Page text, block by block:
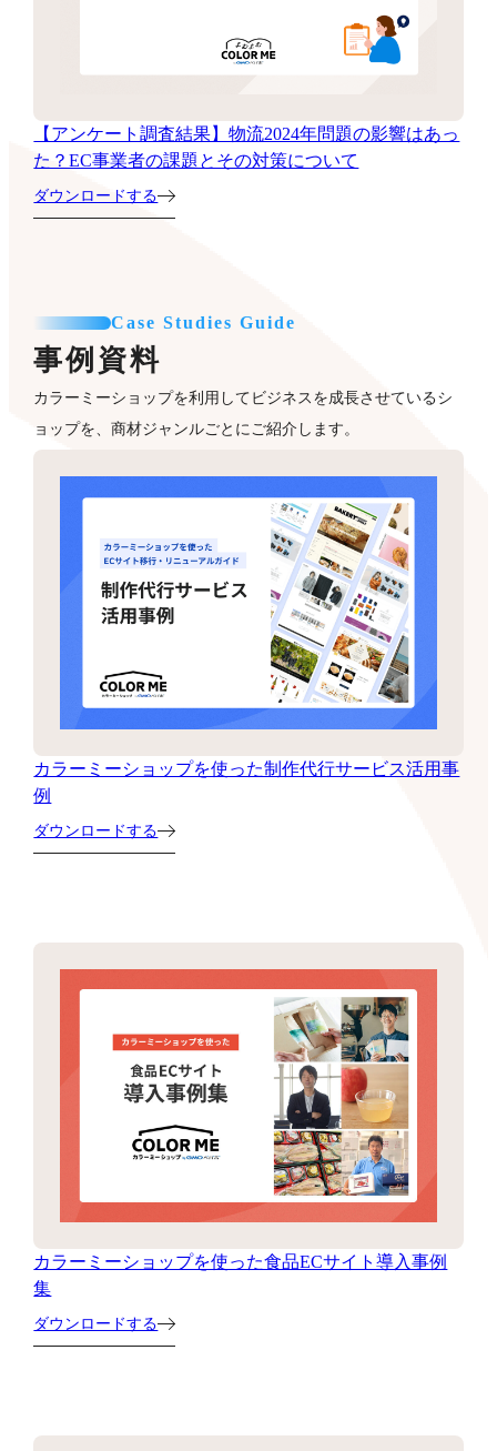
【アンケート調査結果】物流2024年問題の影響はあっ
た？EC事業者の課題とその対策について
ダウンロードする
Case Studies Guide
事例資料
カラーミーショップを利用してビジネスを成長させているシ
ョップを、商材ジャンルごとにご紹介します。
カラーミーショップを使った制作代行サービス活用事
例
ダウンロードする
カラーミーショップを使った食品ECサイト導入事例
集
ダウンロードする